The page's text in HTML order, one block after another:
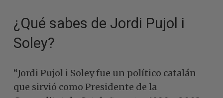
¿Qué sabes de Jordi Pujol i
Soley?
“Jordi Pujol i Soley fue un político catalán
que sirvió como Presidente de la